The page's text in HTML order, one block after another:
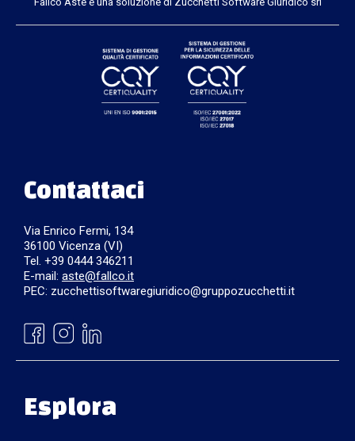
Contattaci
Via Enrico Fermi, 134
36100 Vicenza (VI)
Tel. +39 0444 346211
E-mail: aste@fallco.it
PEC: zucchettisoftwaregiuridico@gruppozucchetti.it
Esplora